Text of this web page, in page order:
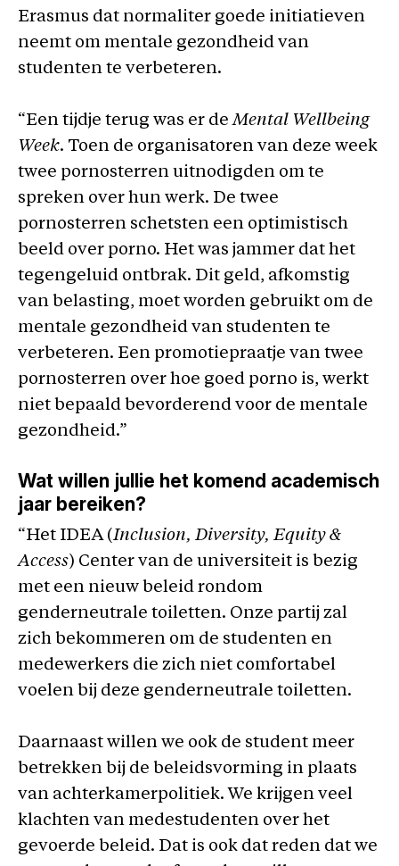
Erasmus dat normaliter goede initiatieven
neemt om mentale gezondheid van
studenten te verbeteren.
“Een tijdje terug was er deMental Wellbeing
Week. Toen de organisatoren van deze week
twee pornosterren uitnodigden om te
spreken over hun werk. De twee
pornosterren schetsten een optimistisch
beeld over porno. Het was jammer dat het
tegengeluid ontbrak. Dit geld, afkomstig
van belasting, moet worden gebruikt om de
mentale gezondheid van studenten te
verbeteren. Een promotiepraatje van twee
pornosterren over hoe goed porno is, werkt
niet bepaald bevorderend voor de mentale
gezondheid.”
Wat willen jullie het komend academisch
jaar bereiken?
“Het IDEA (Inclusion, Diversity, Equity &
Access) Center van de universiteit is bezig
met een nieuw beleid rondom
genderneutrale toiletten. Onze partij zal
zich bekommeren om de studenten en
medewerkers die zich niet comfortabel
voelen bij deze genderneutrale toiletten.
Daarnaast willen we ook de student meer
betrekken bij de beleidsvorming in plaats
van achterkamerpolitiek. We krijgen veel
klachten van medestudenten over het
gevoerde beleid. Dat is ook dat reden dat we